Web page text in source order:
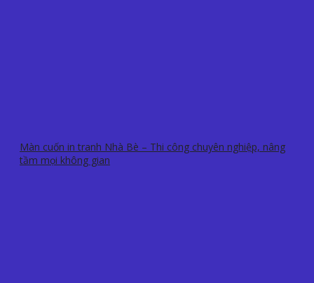
Màn cuốn in tranh Nhà Bè – Thi công chuyên nghiệp, nâng
tầm mọi không gian